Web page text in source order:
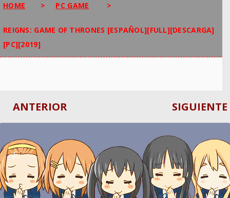
HOME > PC GAME >
REIGNS: GAME OF THRONES [ESPAÑOL][FULL][DESCARGA]
[PC][2019]
SIGUIENTE
ANTERIOR